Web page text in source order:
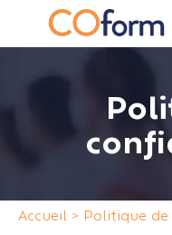
Accueil > Politique
Panneau de gestion des